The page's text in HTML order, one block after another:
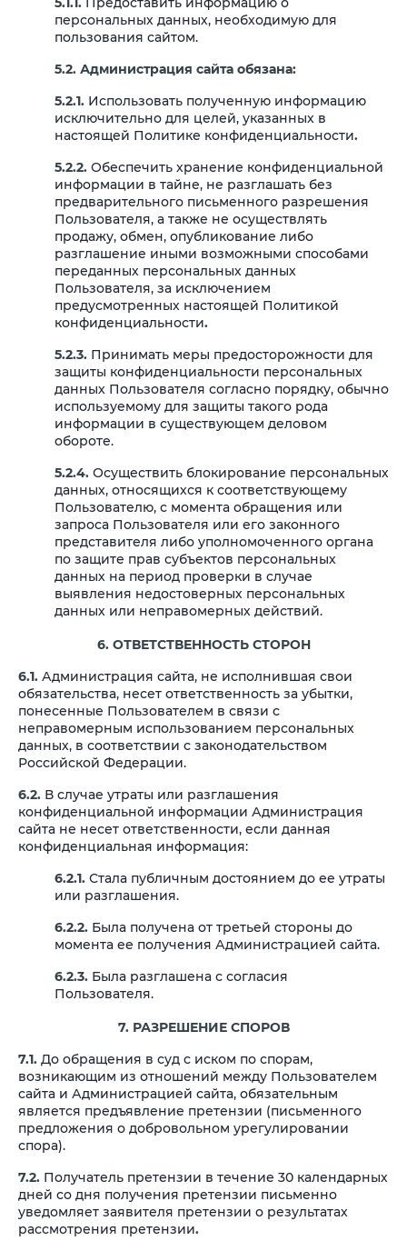
персональных данных, необходимую для
пользования сайтом.
5.2. Администрация сайта обязана:
5.2.1. Использовать полученную информацию
исключительно для целей, указанных в
настоящей Политике конфиденциальности.
5.2.2. Обеспечить хранение конфиденциальной
информации в тайне, не разглашать без
предварительного письменного разрешения
Пользователя, а также не осуществлять
продажу, обмен, опубликование либо
разглашение иными возможными способами
переданных персональных данных
Пользователя, за исключением
предусмотренных настоящей Политикой
конфиденциальности.
5.2.3. Принимать меры предосторожности для
защиты конфиденциальности персональных
данных Пользователя согласно порядку, обычно
используемому для защиты такого рода
информации в существующем деловом
обороте.
5.2.4. Осуществить блокирование персональных
данных, относящихся к соответствующему
Пользователю, с момента обращения или
запроса Пользователя или его законного
представителя либо уполномоченного органа
по защите прав субъектов персональных
данных на период проверки в случае
выявления недостоверных персональных
данных или неправомерных действий.
6. ОТВЕТСТВЕННОСТЬ СТОРОН
6.1. Администрация сайта, не исполнившая свои
обязательства, несет ответственность за убытки,
понесенные Пользователем в связи с
неправомерным использованием персональных
данных, в соответствии с законодательством
Российской Федерации.
6.2. В случае утраты или разглашения
конфиденциальной информации Администрация
сайта не несет ответственности, если данная
конфиденциальная информация:
6.2.1. Стала публичным достоянием до ее утраты
или разглашения.
6.2.2. Была получена от третьей стороны до
момента ее получения Администрацией сайта.
6.2.3. Была разглашена с согласия
Пользователя.
7. РАЗРЕШЕНИЕ СПОРОВ
7.1. До обращения в суд с иском по спорам,
возникающим из отношений между Пользователем
сайта и Администрацией сайта, обязательным
является предъявление претензии (письменного
предложения о добровольном урегулировании
спора).
7.2. Получатель претензии в течение 30 календарных
дней со дня получения претензии письменно
уведомляет заявителя претензии о результатах
рассмотрения претензии.